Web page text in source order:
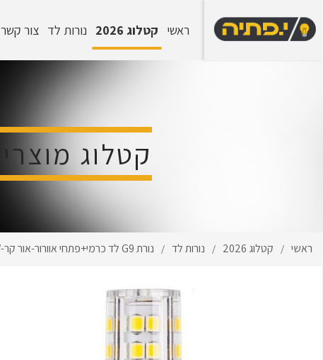
ראשי קטלוג 2026 נורות לד צור קשר
קטלוג מוצרים
ראשי / קטלוג 2026 / נורות לד / נורת G9 לד כרמי+פתחי אוורור-אור קר-6W 230V